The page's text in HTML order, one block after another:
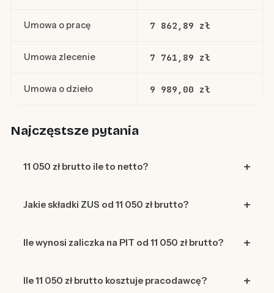
Umowa o pracę 7 862,89 zł
Umowa zlecenie 7 761,89 zł
Umowa o dzieło 9 989,00 zł
Najczęstsze pytania
11 050 zł brutto ile to netto?
Jakie składki ZUS od 11 050 zł brutto?
Ile wynosi zaliczka na PIT od 11 050 zł brutto?
Ile 11 050 zł brutto kosztuje pracodawcę?